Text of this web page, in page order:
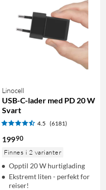
Linocell
USB-C-lader med PD 20 W
Svart
4.5 (6181)
19990
Finnes i 2 varianter
Opptil 20 W hurtiglading
Ekstremt liten - perfekt for
reiser!